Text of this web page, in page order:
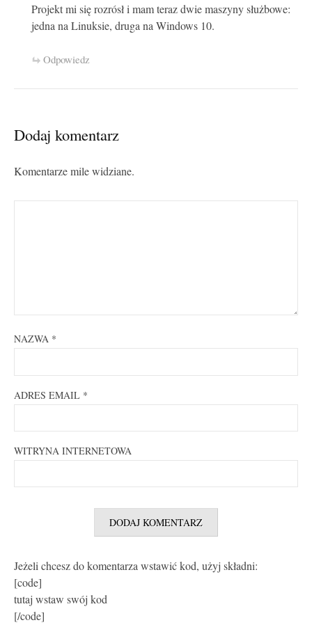
Projekt mi się rozrósł i mam teraz dwie maszyny służbowe:
jedna na Linuksie, druga na Windows 10.
Odpowiedz
Dodaj komentarz
Komentarze mile widziane.
NAZWA *
ADRES EMAIL *
WITRYNA INTERNETOWA
Jeżeli chcesz do komentarza wstawić kod, użyj składni:
[code]
tutaj wstaw swój kod
[/code]